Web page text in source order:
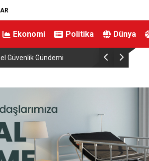
Ekonomi Politika Dünya
Güvenlik Gündemi İznik Gölü’ne